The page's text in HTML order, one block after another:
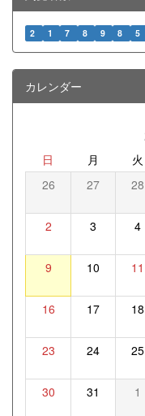
2 1 7 8 9 8 5
カレンダー
日 月 火
26 27 28
2 3 4
9 10 11
16 17 18
23 24 25
30 31 1